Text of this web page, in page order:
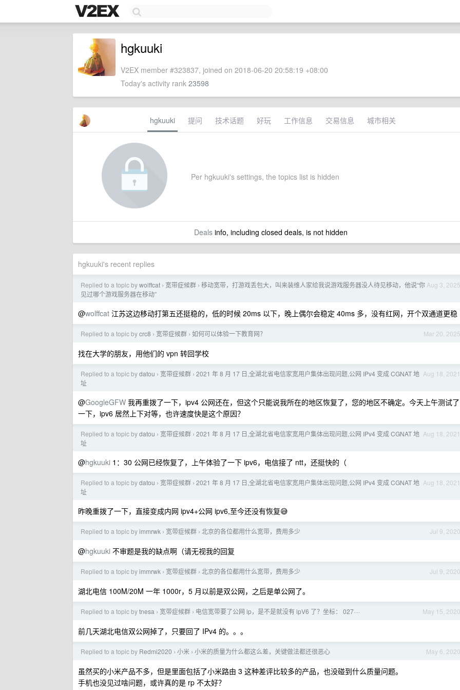
hgkuuki
V2EX member #323837, joined on 2018-06-20 20:58:19 +08:00
Today's activity rank 23598
hgkuuki 提问 技术话题 好玩 工作信息 交易信息 城市相关
Per hgkuuki's settings, the topics list is hidden
Dealsinfo, including closed deals, is not hidden
hgkuuki's recent replies
Aug 3, 2025
Replied to a topic bywolffcat › 宽带症候群 › 移动宽带，打游戏丢包大，叫来装维人家给我说游戏服务器没人待见移动，他说“你
见过哪个游戏服务器在移动”
@wolffcat 江苏这边移动打第五还挺稳的，低的时候 20ms 以下，晚上偶尔会稳定 40ms 多，没有红网，开个双通道更稳
Mar 20, 2025
Replied to a topic bycrc8 › 宽带症候群 › 如何可以体验一下教育网？
找在大学的朋友，用他们的 vpn 转回学校
Aug 18, 2021
Replied to a topic bydatou › 宽带症候群 › 2021 年 8 月 17 日,全湖北省电信家宽用户集体出现问题,公网 IPv4 变成 CGNAT 地
址
@GoogleGFW 我再重拨了一下，ipv4 公网还在，但这个只能说我所在的地区恢复了，您的地区不确定。今天上午测试了
一下，ipv6 居然上下对等，也许速度快是这个原因？
Aug 18, 2021
Replied to a topic bydatou › 宽带症候群 › 2021 年 8 月 17 日,全湖北省电信家宽用户集体出现问题,公网 IPv4 变成 CGNAT 地
址
@hgkuuki 1：30 公网已经恢复了，上午体验了一下 ipv6，电信接了 ntt，还挺快的（
Aug 18, 2021
Replied to a topic bydatou › 宽带症候群 › 2021 年 8 月 17 日,全湖北省电信家宽用户集体出现问题,公网 IPv4 变成 CGNAT 地
址
昨晚重拨了一下，直接变成内网 ipv4+公网 ipv6,至今还没有恢复😅
Jul 9, 2020
Replied to a topic byimmrwk › 宽带症候群 › 北京的各位都用什么宽带，费用多少
@hgkuuki 不审题是我的缺点啊（请无视我的回复
Jul 9, 2020
Replied to a topic byimmrwk › 宽带症候群 › 北京的各位都用什么宽带，费用多少
湖北电信 100M/20M 一年 1000r，5 月以前是双公网，之后是单公网了。
May 15, 2020
Replied to a topic bytnesa › 宽带症候群 › 电信宽带要了公网 ip，是不是就没有 ipV6 了？坐标： 027····
前几天湖北电信双公网掉了，只要回了 IPv4 的。。。
May 6, 2020
Replied to a topic by Redmi2020 › 小米 › 小米的质量为什么都这么差，关键做法都还很恶心
虽然买的小米产品不多，但是里面包括了小米路由 3 这种差评比较多的产品，也没碰到什么质量问题。
手机也没见过啥问题，或许真的是 rp 不太好？